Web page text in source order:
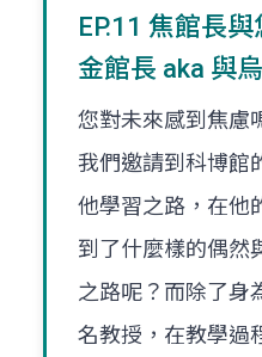
EP.11 焦館長
金館長 aka 與
您對未來感到焦慮
我們邀請到科博館
他學習之路，在他
到了什麼樣的偶然
之路呢？而除了身
名教授，在教學過